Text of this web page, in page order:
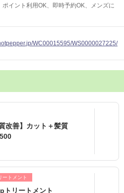
ポイント利用OK 即時予約OK
メンズに
WC00015595/WS0000027225/
改善】カット＋髪質
ートメント
トリートメント